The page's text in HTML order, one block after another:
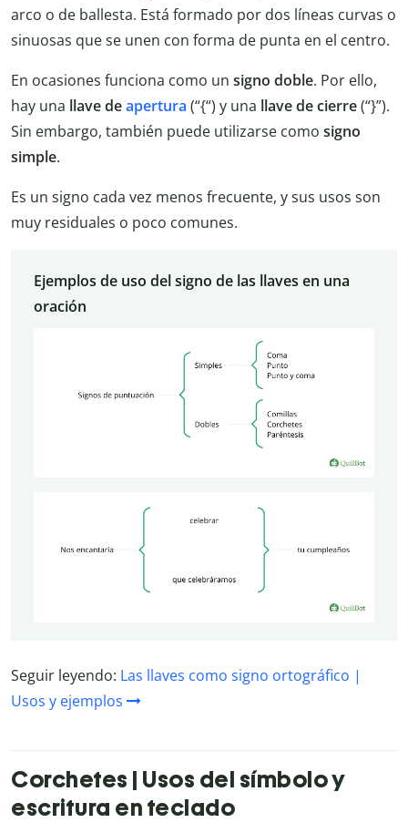
arco o de ballesta. Está formado por dos líneas curvas o
sinuosas que se unen con forma de punta en el centro.
En ocasiones funciona como un signo doble. Por ello,
hay una llave deapertura (“{“) y una llave de cierre(“}”).
Sin embargo, también puede utilizarse como signo
simple.
Es un signo cada vez menos frecuente, y sus usos son
muy residuales o poco comunes.
Ejemplos de uso del signo de las llaves en una
oración
Seguir leyendo: Las llaves como signo ortográfico |
Usos y ejemplos
Corchetes | Usos del símbolo y
escritura en teclado